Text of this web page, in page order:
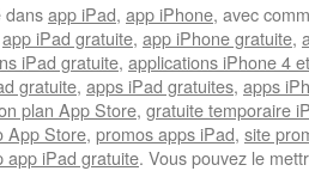
dansapp iPad, app iPhone, avec
app iPad gratuite, app iPhone gratuite,
iPad gratuite, applications iPhone 4
gratuite, apps iPad gratuites, apps
plan App Store, gratuite temporaire
App Store, promos apps iPad, site
app iPad gratuite. Vous pouvez le